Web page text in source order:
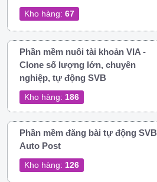
Kho hàng: 67
Phần mềm nuôi tài khoản VIA -
Clone số lượng lớn, chuyên
nghiệp, tự động SVB
Kho hàng: 186
Phần mềm đăng bài tự động SVB
Auto Post
Kho hàng: 126